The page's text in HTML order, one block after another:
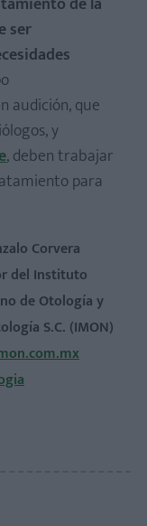
ser
audición, que
y
, deben trabajar
para
Corvera
del Instituto
de Otología y
S.C. (IMON)